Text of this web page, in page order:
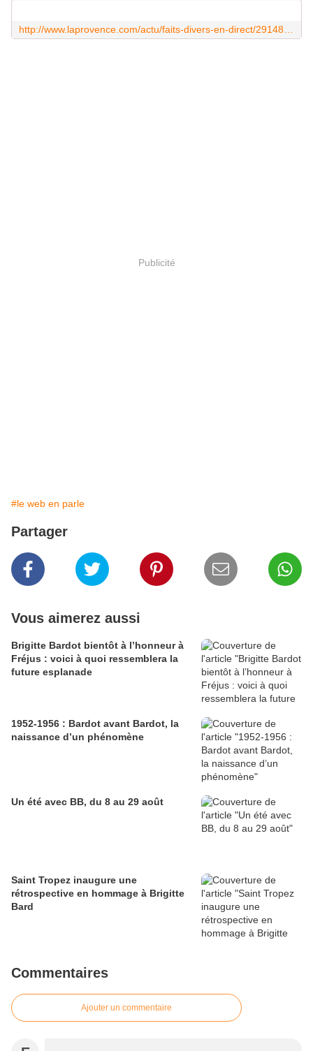
Publicité
#le web en parle
Partager
Vous aimerez aussi
Brigitte Bardot bientôt à l’honneur à
Fréjus : voici à quoi ressemblera la
future esplanade
1952-1956 : Bardot avant Bardot, la
naissance d’un phénomène
Un été avec BB, du 8 au 29 août
Saint Tropez inaugure une
rétrospective en hommage à Brigitte
Bard
Commentaires
Ajouter un commentaire